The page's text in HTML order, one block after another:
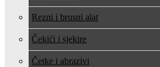
Rezni i brusni alat
Čekići i sjekire
Četke i abrazivi